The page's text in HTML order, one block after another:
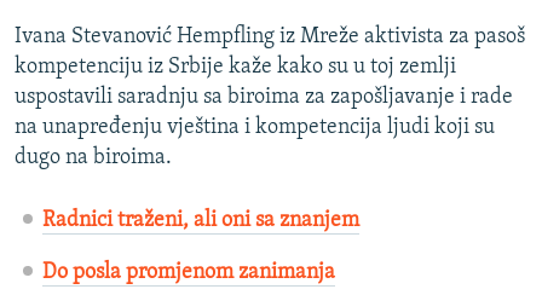
Ivana Stevanović Hempfling iz Mreže aktivista za pasoš
kompetenciju iz Srbije kaže kako su u toj zemlji
uspostavili saradnju sa biroima za zapošljavanje i rade
na unapređenju vještina i kompetencija ljudi koji su
dugo na biroima.
Radnici traženi, ali oni sa znanjem
Do posla promjenom zanimanja